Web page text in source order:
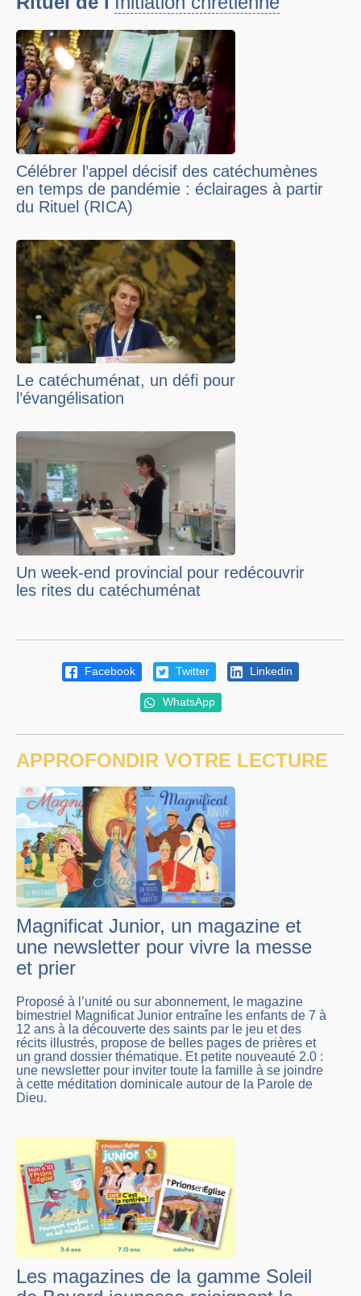
Célébrer l’appel décisif des catéchumènes
en temps de pandémie : éclairages à partir
du Rituel (RICA)
Le catéchuménat, un défi pour
l’évangélisation
Un week-end provincial pour redécouvrir
les rites du catéchuménat
Facebook Twitter Linkedin
WhatsApp
APPROFONDIR VOTRE LECTURE
Magnificat Junior, un magazine et
une newsletter pour vivre la messe
et prier
Proposé à l’unité ou sur abonnement, le magazine
bimestriel Magnificat Junior entraîne les enfants de 7 à
12 ans à la découverte des saints par le jeu et des
récits illustrés, propose de belles pages de prières et
un grand dossier thématique. Et petite nouveauté 2.0 :
une newsletter pour inviter toute la famille à se joindre
à cette méditation dominicale autour de la Parole de
Dieu.
Les magazines de la gamme Soleil